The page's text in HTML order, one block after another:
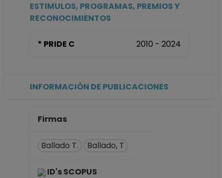
ESTIMULOS, PROGRAMAS, PREMIOS Y
RECONOCIMIENTOS
* PRIDE C 2010 - 2024
INFORMACIÓN DE PUBLICACIONES
Firmas
Ballado T. Ballado, T
ID's SCOPUS